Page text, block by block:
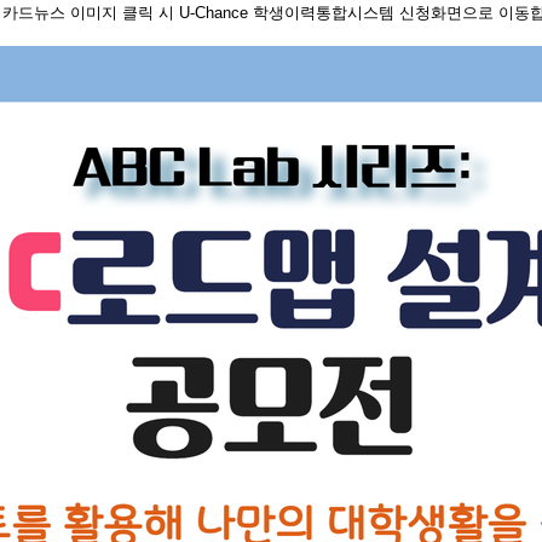
드뉴스 이미지 클릭 시 U-Chance 학생이력통합시스템 신청화면으로 이동